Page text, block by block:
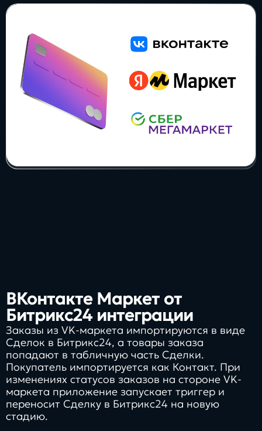
ВКонтакте Маркет от
Битрикс24 интеграции
Заказы из VK-маркета импортируются в виде
Cделок в Битрикс24, а товары заказа
попадают в табличную часть Cделки.
Покупатель импортируется как Контакт. При
изменениях статусов заказов на стороне VK-
маркета приложение запускает триггер и
переносит Сделку в Битрикс24 на новую
стадию.